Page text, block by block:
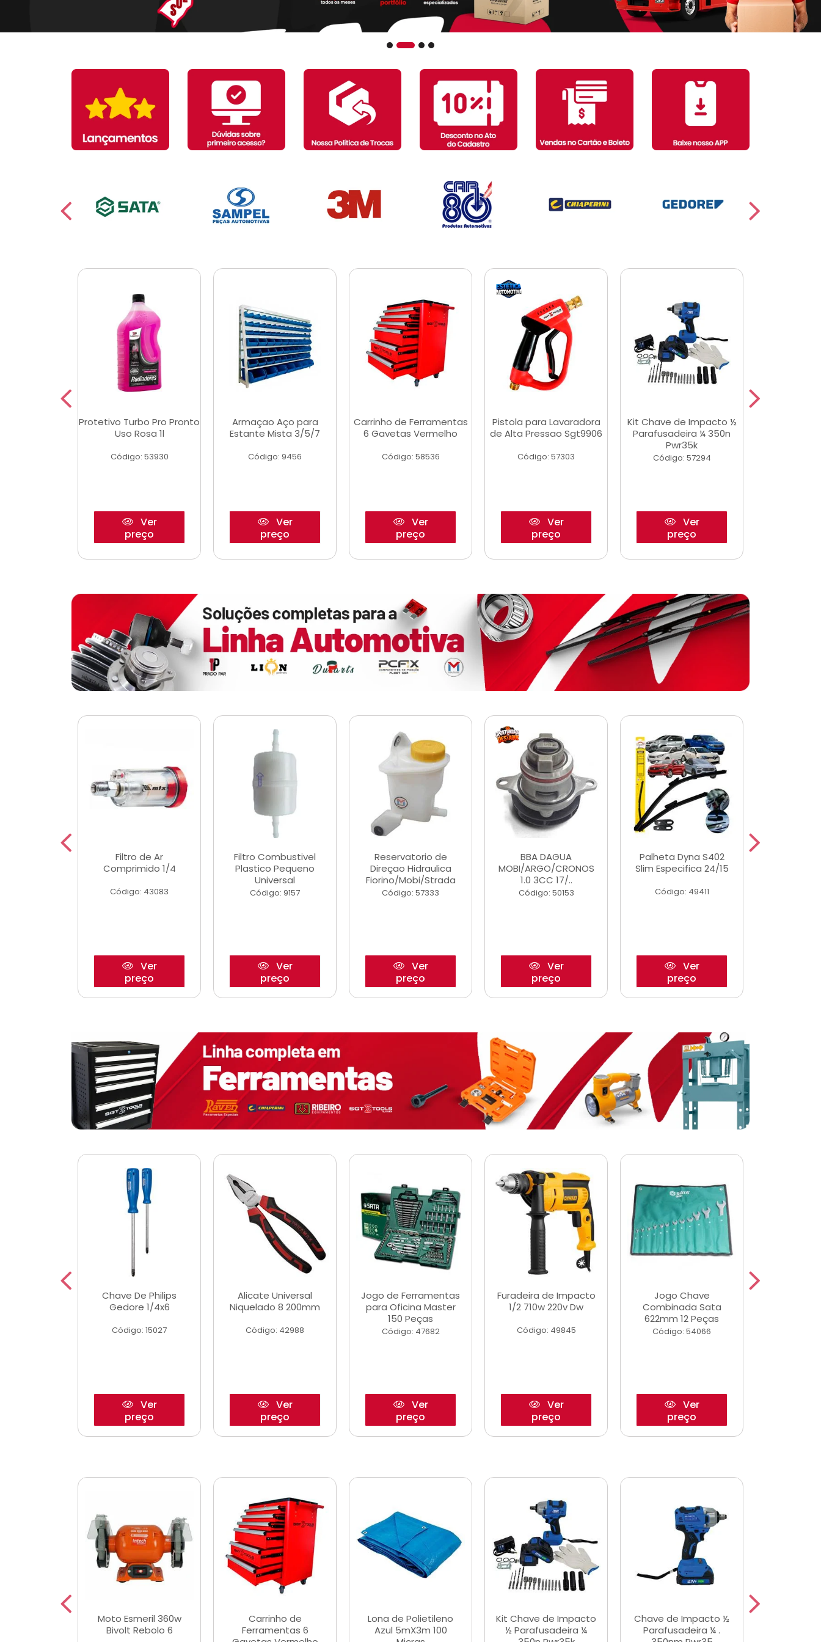
Protetivo Turbo Pro Pronto
Uso Rosa 1l
Código: 53930
Ver
preço
Armaçao Aço para
Estante Mista 3/5/7
Código: 9456
Ver
preço
Carrinho de Ferramentas
6 Gavetas Vermelho
Código: 58536
Ver
preço
Pistola para Lavaradora
de Alta Pressao Sgt9906
Código: 57303
Ver
preço
Kit Chave de Impacto ½
Parafusadeira ¼ 350n
Pwr35k
Código: 57294
Ver
preço
Filtro de Ar
Comprimido 1/4
Código: 43083
Ver
preço
Filtro Combustivel
Plastico Pequeno
Universal
Código: 9157
Ver
preço
Reservatorio de
Direçao Hidraulica
Fiorino/Mobi/Strada
Código: 57333
Ver
preço
BBA DAGUA
MOBI/ARGO/CRONOS
1.0 3CC 17/..
Código: 50153
Ver
preço
Palheta Dyna S402
Slim Especifica 24/15
Código: 49411
Ver
preço
Chave De Philips
Gedore 1/4x6
Código: 15027
Ver
preço
Alicate Universal
Niquelado 8 200mm
Código: 42988
Ver
preço
Jogo de Ferramentas
para Oficina Master
150 Peças
Código: 47682
Ver
preço
Furadeira de Impacto
1/2 710w 220v Dw
Código: 49845
Ver
preço
Jogo Chave
Combinada Sata
622mm 12 Peças
Código: 54066
Ver
preço
Moto Esmeril 360w
Bivolt Rebolo 6
Carrinho de
Ferramentas 6
Lona de Polietileno
Azul 5mX3m 100
Kit Chave de Impacto
½ Parafusadeira ¼
Chave de Impacto ½
Parafusadeira ¼ .